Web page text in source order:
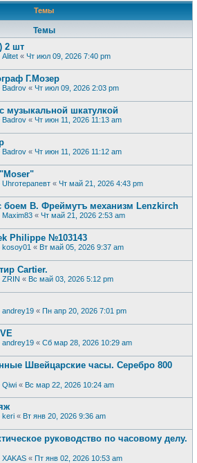
Темы
Темы
2 шт
Alitet « Чт июл 09, 2026 7:40 pm
Г.Мозер
Badrov « Чт июл 09, 2026 2:03 pm
музыкальной шкатулкой
Badrov « Чт июн 11, 2026 11:13 am
Badrov « Чт июн 11, 2026 11:12 am
Uhroтерапевт « Чт май 21, 2026 4:43 pm
боем В. Фреймутъ механизм Lenzkirch
Maxim83 « Чт май 21, 2026 2:53 am
Philippe №103143
kosoy01 « Вт май 05, 2026 9:37 am
Cartier.
ZRIN « Вс май 03, 2026 5:12 pm
andrey19 « Пн апр 20, 2026 7:01 pm
andrey19 « Сб мар 28, 2026 10:29 am
Швейцарские часы. Серебро 800
Qiwi « Вс мар 22, 2026 10:24 am
keri « Вт янв 20, 2026 9:36 am
руководство по часовому делу.
XAKAS « Пт янв 02, 2026 10:53 am